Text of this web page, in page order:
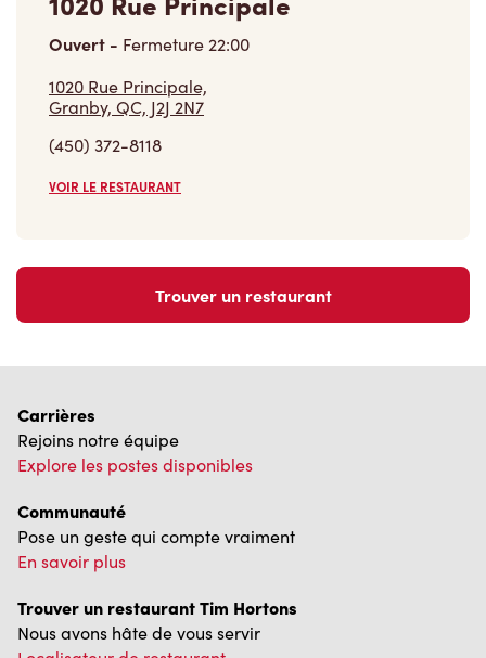
Ouvert -Fermeture22:00
1020 Rue Principale,
Granby, QC, J2J 2N7
(450) 372-8118
VOIR LE RESTAURANT
Trouver un restaurant
Rejoins notre équipe
Explore les postes disponibles
Communauté
Pose un geste qui compte vraiment
En savoir plus
Trouver un restaurant Tim Hortons
Nous avons hâte de vous servir
Localisateur de restaurant